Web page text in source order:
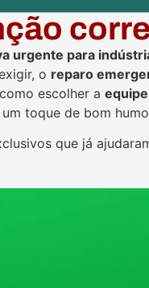
urgente para
o reparo
escolher a
toque de bom
que já